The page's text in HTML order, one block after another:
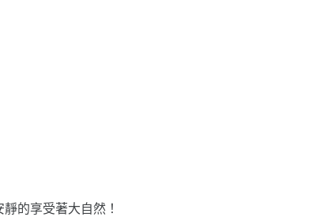
的享受著大自然！